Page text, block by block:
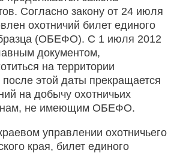
Согласно закону от 24 июля
охотничий билет единого
(ОБЕФО). С 1 июля 2012
документом,
на территории
после этой даты прекращается
на добычу охотничьих
не имеющим ОБЕФО.
управлении охотничьего
края, билет единого